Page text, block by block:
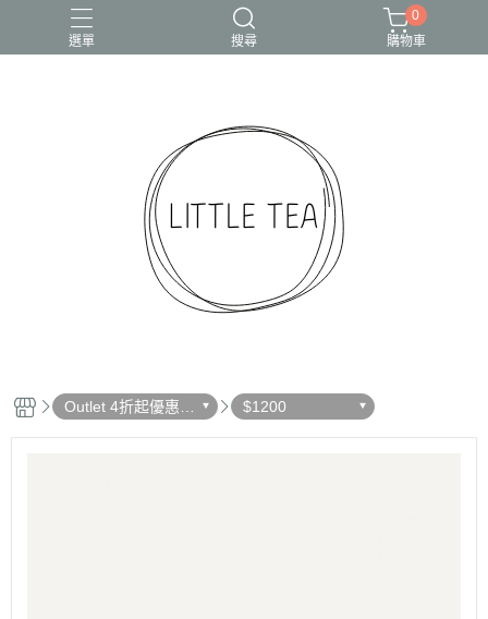
選單 搜尋
0
購物車
Outlet 4折起優惠出
清
$1200